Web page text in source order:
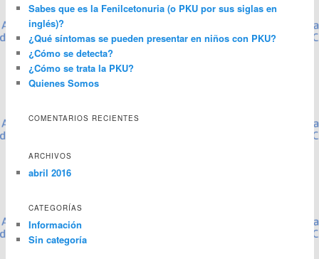
Sabes que es la Fenilcetonuria (o PKU por sus siglas en
inglés)?
¿Qué síntomas se pueden presentar en niños con PKU?
¿Cómo se detecta?
¿Cómo se trata la PKU?
Quienes Somos
COMENTARIOS RECIENTES
ARCHIVOS
abril 2016
CATEGORÍAS
Información
Sin categoría